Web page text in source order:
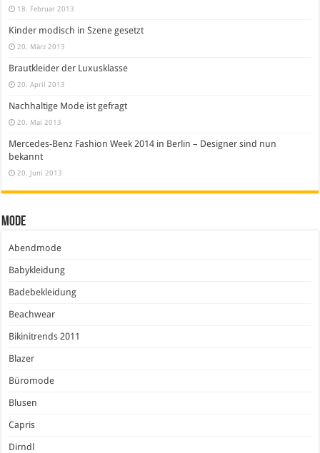
18. Februar 2013
Kinder modisch in Szene gesetzt
20. März 2013
Brautkleider der Luxusklasse
20. April 2013
Nachhaltige Mode ist gefragt
20. Mai 2013
Mercedes-Benz Fashion Week 2014 in Berlin – Designer sind nun
bekannt
20. Juni 2013
Mode
Abendmode
Babykleidung
Badebekleidung
Beachwear
Bikinitrends 2011
Blazer
Büromode
Blusen
Capris
Dirndl